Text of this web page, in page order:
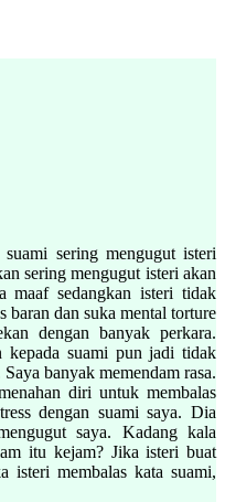
sering mengugut isteri
sering mengugut isteri akan
maaf sedangkan isteri tidak
baran dan suka mental torture
dengan banyak perkara.
kepada suami pun jadi tidak
banyak memendam rasa.
diri untuk membalas
dengan suami saya. Dia
saya. Kadang kala
itu kejam? Jika isteri buat
isteri membalas kata suami,